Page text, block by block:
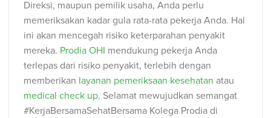
Direksi, maupun pemilik usaha, Anda perlu
memeriksakan kadar gula rata-rata pekerja Anda. Hal
ini akan mencegah risiko keterparahan penyakit
mereka. Prodia OHI mendukung pekerja Anda
terlepas dari risiko penyakit, terlebih dengan
memberikan layanan pemeriksaan kesehatan atau
medical check up. Selamat mewujudkan semangat
#KerjaBersamaSehatBersama Kolega Prodia di